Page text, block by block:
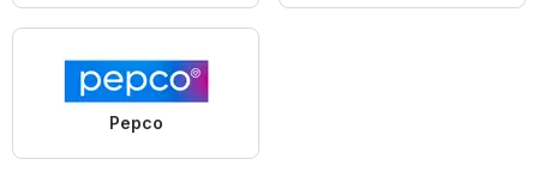
Pepco